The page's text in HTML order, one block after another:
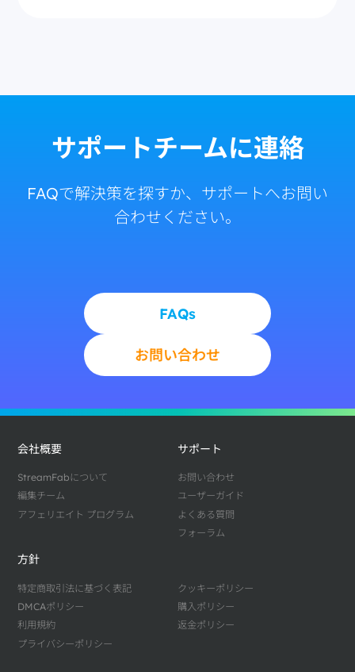
サポートチームに連絡
FAQで解決策を探すか、サポートへお問い
合わせください。
FAQs
お問い合わせ
会社概要
StreamFabについて
編集チーム
アフェリエイト プログラム
サポート
お問い合わせ
ユーザーガイド
よくある質問
フォーラム
方針
特定商取引法に基づく表記
DMCAポリシー
利用規約
プライバシーポリシー
クッキーポリシー
購入ポリシー
返金ポリシー